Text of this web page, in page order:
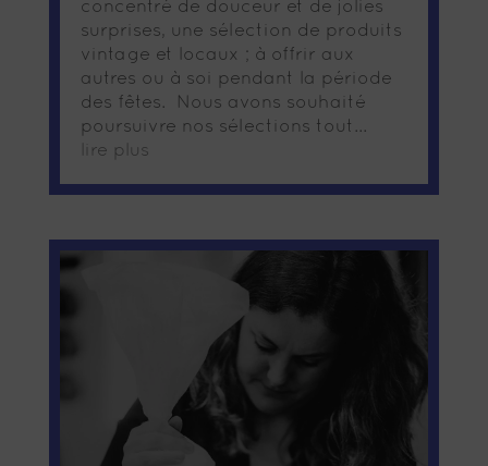
concentré de douceur et de jolies
surprises, une sélection de produits
vintage et locaux ; à offrir aux
autres ou à soi pendant la période
des fêtes. Nous avons souhaité
poursuivre nos sélections tout...
lire plus